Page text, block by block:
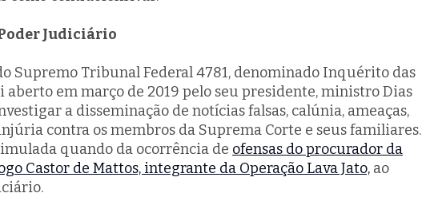
Judiciário
Supremo Tribunal Federal 4781, denominado Inquérito das
aberto em março de 2019 pelo seu presidente, ministro Dias
a disseminação de notícias falsas, calúnia, ameaças,
contra os membros da Suprema Corte e seus familiares.
quando da ocorrência de ofensas do procurador da
Castor de Mattos, integrante da Operação Lava Jato, ao